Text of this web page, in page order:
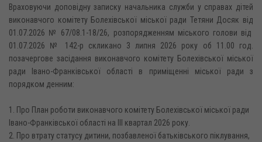
Враховуючи доповідну записку начальника служби у справах дітей
виконавчого комітету Болехівської міської ради Тетяни Досяк від
01.07.2026 № 67/08.1-18/26, розпорядженням міського голови від
01.07.2026 № 142-р скликано 3 липня 2026 року об 11.00 год.
позачергове засідання виконавчого комітету Болехівської міської
ради Івано-Франківської області в приміщенні міської ради з
порядком денним:
1. Про План роботи виконавчого комітету Болехівської міської ради
Івано-Франківської області на ІІІ квартал 2026 року.
2. Про втрату статусу дитини, позбавленої батьківського піклування,